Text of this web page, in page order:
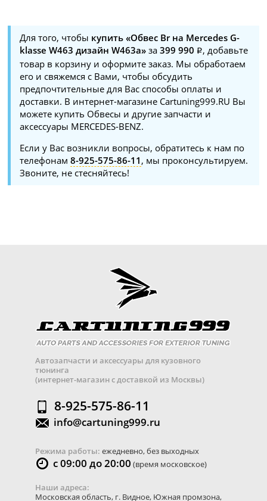
Для того, чтобы купить «Обвес Br на Mercedes G-
klasse W463 дизайн W463a» за399 990
, добавьте
товар в корзину и оформите заказ. Мы обработаем
его и свяжемся с Вами, чтобы обсудить
предпочтительные для Вас способы оплаты и
доставки. В интернет-магазине Cartuning999.RU Вы
можете купить Обвесы и другие запчасти и
аксессуары MERCEDES-BENZ.
Если у Вас возникли вопросы, обратитесь к нам по
телефонам8-925-575-86-11 , мы проконсультируем.
Звоните, не стесняйтесь!
Автозапчасти и аксессуары для кузовного
тюнинга
(интернет-магазин с доставкой из Москвы)
8-925-575-86-11
info@cartuning999.ru
Режима работы: ежедневно, без выходных
с 09:00 до 20:00 (время московское)
Наши адреса:
Московская область, г. Видное, Южная промзона,